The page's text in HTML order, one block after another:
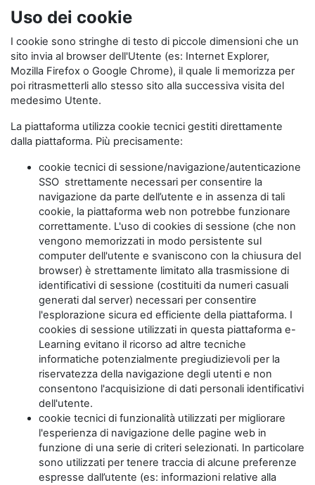
Uso dei cookie
I cookie sono stringhe di testo di piccole dimensioni che un
sito invia al browser dell'Utente (es: Internet Explorer,
Mozilla Firefox o Google Chrome), il quale li memorizza per
poi ritrasmetterli allo stesso sito alla successiva visita del
medesimo Utente.
La piattaforma utilizza cookie tecnici gestiti direttamente
dalla piattaforma. Più precisamente:
cookie tecnici di sessione/navigazione/autenticazione
SSO strettamente necessari per consentire la
navigazione da parte dell’utente e in assenza di tali
cookie, la piattaforma web non potrebbe funzionare
correttamente. L'uso di cookies di sessione (che non
vengono memorizzati in modo persistente sul
computer dell'utente e svaniscono con la chiusura del
browser) è strettamente limitato alla trasmissione di
identificativi di sessione (costituiti da numeri casuali
generati dal server) necessari per consentire
l'esplorazione sicura ed efficiente della piattaforma. I
cookies di sessione utilizzati in questa piattaforma e-
Learning evitano il ricorso ad altre tecniche
informatiche potenzialmente pregiudizievoli per la
riservatezza della navigazione degli utenti e non
consentono l'acquisizione di dati personali identificativi
dell'utente.
cookie tecnici di funzionalità utilizzati per migliorare
l'esperienza di navigazione delle pagine web in
funzione di una serie di criteri selezionati. In particolare
sono utilizzati per tenere traccia di alcune preferenze
espresse dall’utente (es: informazioni relative alla